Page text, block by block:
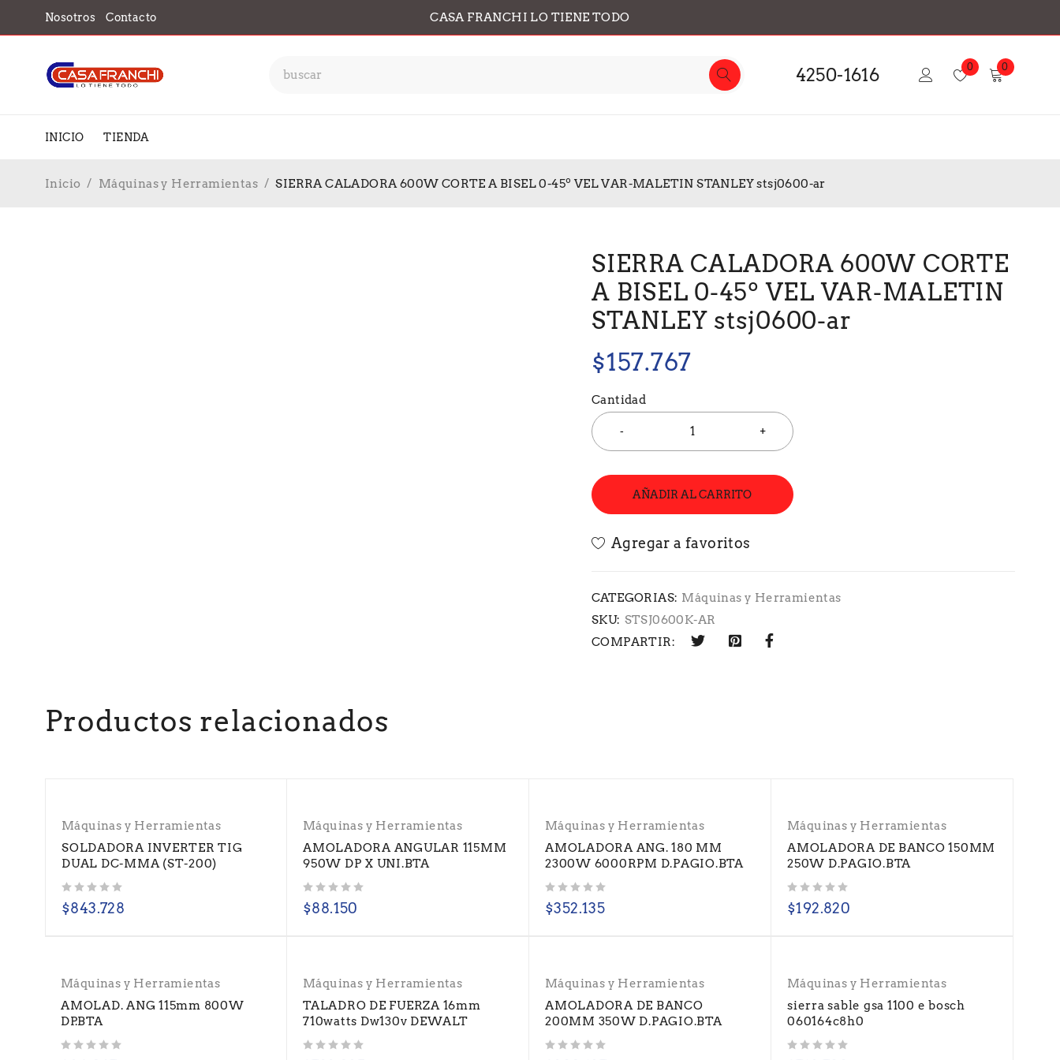
Nosotros Contacto CASA FRANCHI LO TIENE TODO
4250-1616 0 0
INICIO TIENDA
Inicio / Máquinas y Herramientas / SIERRA CALADORA 600W CORTE A BISEL 0-45º VEL VAR-MALETIN STANLEY stsj0600-ar
SIERRA CALADORA 600W CORTE
A BISEL 0-45º VEL VAR-MALETIN
STANLEY stsj0600-ar
$157.767
Cantidad
AÑADIR AL CARRITO
CATEGORIAS: Máquinas y Herramientas
SKU: STSJ0600K-AR
COMPARTIR:
Productos relacionados
Máquinas y Herramientas
SOLDADORA INVERTER TIG
DUAL DC-MMA (ST-200)
$843.728
Máquinas y Herramientas
AMOLADORA ANGULAR 115MM
950W DP X UNI.BTA
$88.150
Máquinas y Herramientas
AMOLADORA ANG. 180 MM
2300W 6000RPM D.PAGIO.BTA
$352.135
Máquinas y Herramientas
AMOLADORA DE BANCO 150MM
250W D.PAGIO.BTA
$192.820
Máquinas y Herramientas
AMOLAD. ANG 115mm 800W
DP.BTA
Máquinas y Herramientas
TALADRO DE FUERZA 16mm
710watts Dw130v DEWALT
Máquinas y Herramientas
AMOLADORA DE BANCO
200MM 350W D.PAGIO.BTA
Máquinas y Herramientas
sierra sable gsa 1100 e bosch
060164c8h0